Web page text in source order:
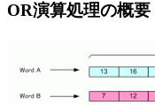
OR演算処理の概要